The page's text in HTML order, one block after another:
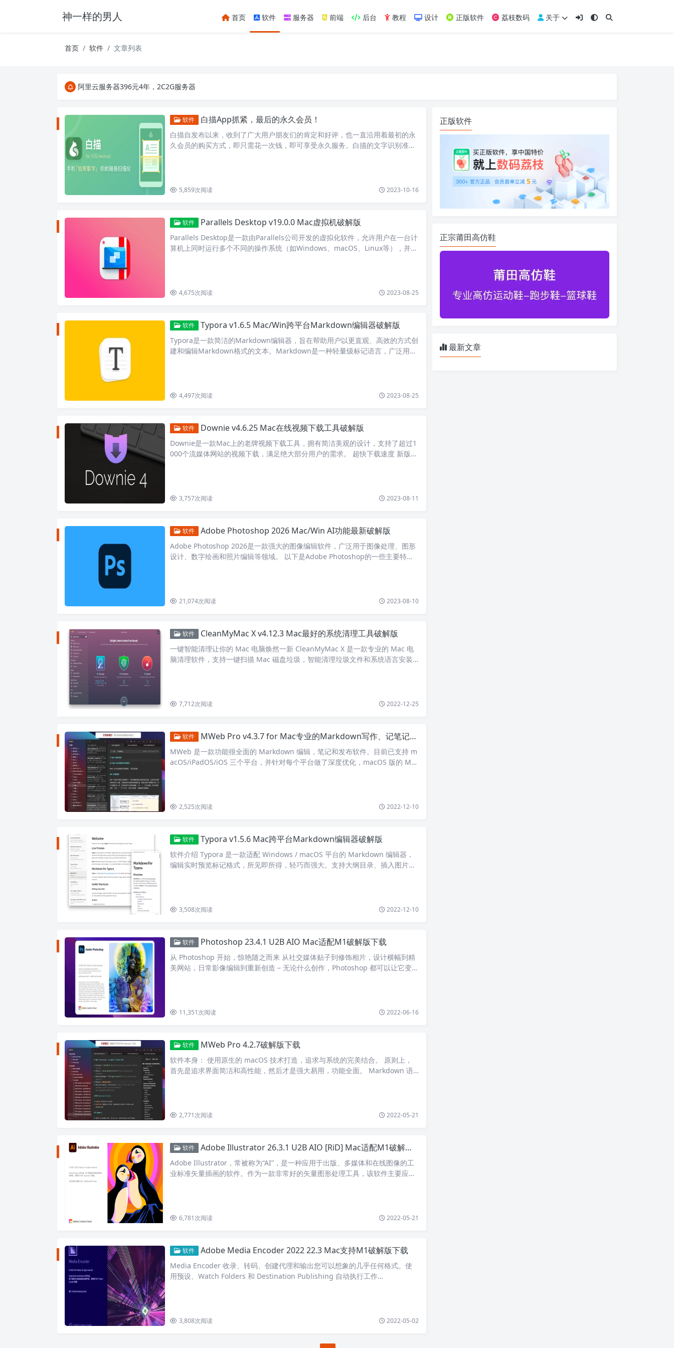
神一样的男人 首页 软件 服务器 前端 后台 教程 设计 正版软件 荔枝数码 关于
首页 软件
文章列表
搜索引擎来的某些页面如果打不开，需要在后面加上.html，如https://ylface.com/mac/409.html
软件 白描App抓紧，最后的永久会员！
白描自发布以来，收到了广大用户朋友们的肯定和好评，也一直沿用着最初的永
久会员的购买方式，即只需花一次钱，即可享受永久服务。白描的文字识别准确
5,859次阅读 2023-10-16
软件 Parallels Desktop v19.0.0 Mac虚拟机破解版
Parallels Desktop是一款由Parallels公司开发的虚拟化软件，允许用户在一台计
算机上同时运行多个不同的操作系统（如Windows、macOS、Linux等），并…
4,675次阅读 2023-08-25
软件 Typora v1.6.5 Mac/Win跨平台Markdown编辑器破解版
Typora是一款简洁的Markdown编辑器，旨在帮助用户以更直观、高效的方式创
建和编辑Markdown格式的文本。Markdown是一种轻量级标记语言，广泛用于
4,497次阅读 2023-08-25
软件 Downie v4.6.25 Mac在线视频下载工具破解版
Downie是一款Mac上的老牌视频下载工具，拥有简洁美观的设计，支持了超过1
000个流媒体网站的视频下载，满足绝大部分用户的需求。 超快下载速度 新版D
3,757次阅读 2023-08-11
软件 Adobe Photoshop 2026 Mac/Win AI功能最新破解版
Adobe Photoshop 2026是一款强大的图像编辑软件，广泛用于图像处理、图形
设计、数字绘画和照片编辑等领域。 以下是Adobe Photoshop的一些主要特点
21,074次阅读 2023-08-10
软件 CleanMyMac X v4.12.3 Mac最好的系统清理工具破解版
一键智能清理让你的 Mac 电脑焕然一新 CleanMyMac X 是一款专业的 Mac 电
脑清理软件，支持一键扫描 Mac 磁盘垃圾，智能清理垃圾文件和系统语言安装
7,712次阅读 2022-12-25
软件 MWeb Pro v4.3.7 for Mac专业的Markdown写作、记笔记、静态博客生成软件破解版下载
MWeb 是一款功能很全面的 Markdown 编辑，笔记和发布软件。目前已支持 m
acOS/iPadOS/iOS 三个平台，并针对每个平台做了深度优化，macOS 版的 MW
2,525次阅读 2022-12-10
软件 Typora v1.5.6 Mac跨平台Markdown编辑器破解版
软件介绍 Typora 是一款适配 Windows / macOS 平台的 Markdown 编辑器，
编辑实时预览标记格式，所见即所得，轻巧而强大。支持大纲目录、插入图片公
3,508次阅读 2022-12-10
软件 Photoshop 23.4.1 U2B AIO Mac适配M1破解版下载
从 Photoshop 开始，惊艳随之而来 从社交媒体贴子到修饰相片，设计横幅到精
美网站，日常影像编辑到重新创造 – 无论什么创作，Photoshop 都可以让它变得
11,351次阅读 2022-06-16
软件 MWeb Pro 4.2.7破解版下载
软件本身： 使用原生的 macOS 技术打造，追求与系统的完美结合。 原则上，
首先是追求界面简洁和高性能，然后才是强大易用，功能全面。 Markdown 语
2,771次阅读 2022-05-21
软件 Adobe Illustrator 26.3.1 U2B AIO [RiD] Mac适配M1破解版下载
Adobe Illustrator，常被称为“AI”，是一种应用于出版、多媒体和在线图像的工
业标准矢量插画的软件。作为一款非常好的矢量图形处理工具，该软件主要应用
6,781次阅读 2022-05-21
软件 Adobe Media Encoder 2022 22.3 Mac支持M1破解版下载
Media Encoder 收录、转码、创建代理和输出您可以想象的几乎任何格式。使
用预设、Watch Folders 和 Destination Publishing 自动执行工作…
3,808次阅读 2022-05-02
正版软件
正宗莆田高仿鞋
最新文章